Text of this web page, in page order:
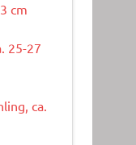
cm
25-27
ca.